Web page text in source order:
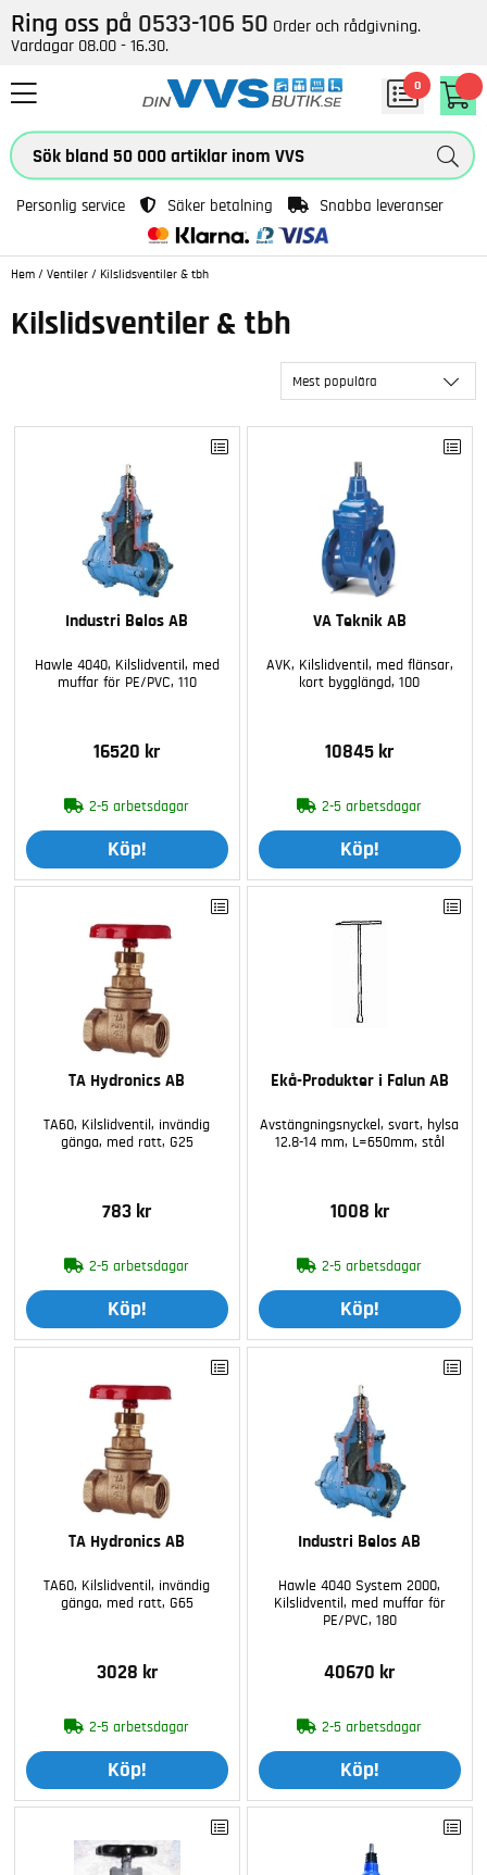
Ring oss på 0533-106 50 Order och rådgivning.
Vardagar 08.00 - 16.30.
0
Personlig service Säker betalning Snabba leveranser
Hem / Ventiler / Kilslidsventiler & tbh
Kilslidsventiler & tbh
Mest populära
Industri Belos AB
Hawle 4040, Kilslidventil, med
muffar för PE/PVC, 110
16520 kr
2-5 arbetsdagar
Köp!
VA Teknik AB
AVK, Kilslidventil, med flänsar,
kort bygglängd, 100
10845 kr
2-5 arbetsdagar
Köp!
TA Hydronics AB
TA60, Kilslidventil, invändig
gänga, med ratt, G25
783 kr
2-5 arbetsdagar
Köp!
Ekå-Produkter i Falun AB
Avstängningsnyckel, svart, hylsa
12.8-14 mm, L=650mm, stål
1008 kr
2-5 arbetsdagar
Köp!
TA Hydronics AB
TA60, Kilslidventil, invändig
gänga, med ratt, G65
3028 kr
2-5 arbetsdagar
Köp!
Industri Belos AB
Hawle 4040 System 2000,
Kilslidventil, med muffar för
PE/PVC, 180
40670 kr
2-5 arbetsdagar
Köp!